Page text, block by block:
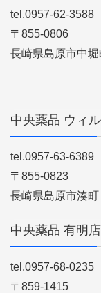
tel.0957-62-3588
〒855-0806
長崎県島原市中堀
中央薬品 ウィ
tel.0957-63-6389
〒855-0823
長崎県島原市湊町
中央薬品 有明店
tel.0957-68-0235
〒859-1415